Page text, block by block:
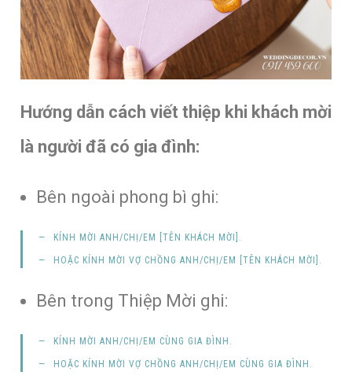
Hướng dẫn cách viết thiệp khi khách mời
là người đã có gia đình:
Bên ngoài phong bì ghi:
KÍNH MỜI ANH/CHỊ/EM TÊN KHÁCH MỜI ].
HOẶC KÍNH MỜI VỢ CHỒNG ANH/CHỊ/EM TÊN KHÁCH MỜI ].
Bên trong Thiệp Mời ghi:
KÍNH MỜI ANH/CHỊ/EM CÙNG GIA ĐÌNH .
HOẶC KÍNH MỜI VỢ CHỒNG ANH/CHỊ/EM CÙNG GIA ĐÌNH .